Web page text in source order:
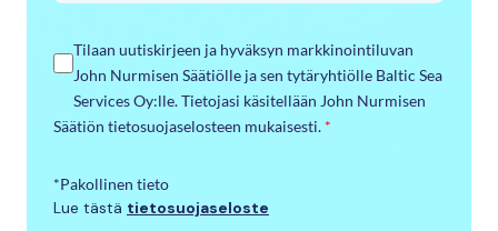
Tilaan uutiskirjeen ja hyväksyn markkinointiluvan
John Nurmisen Säätiölle ja sen tytäryhtiölle Baltic Sea
Services Oy:lle. Tietojasi käsitellään John Nurmisen
Säätiön tietosuojaselosteen mukaisesti. *
*Pakollinen tieto
Lue tästä tietosuojaseloste